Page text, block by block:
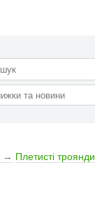
→ Плетисті троянди